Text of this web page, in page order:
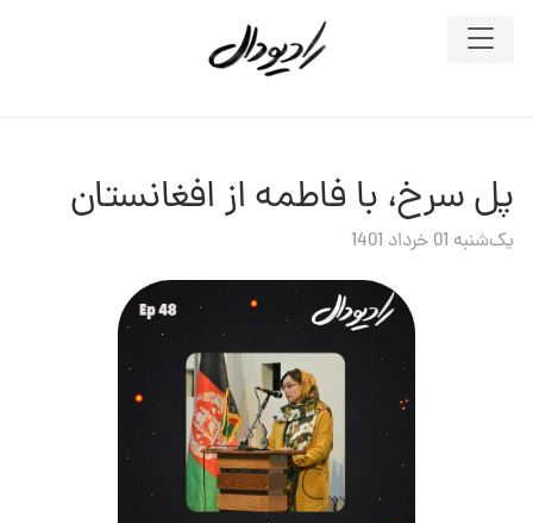
پل سرخ، با فاطمه از افغانستان
یک‌شنبه 01 خرداد 1401